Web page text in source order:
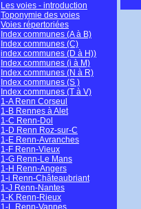
Les voies - introduction
Toponymie des voies
Voies répertoriées
Index communes (A à B)
Index communes (C)
index communes (D à H))
Index communes (i à M)
Index communes (N à R)
Index communes (S )
Index communes (T à V)
1-A Renn Corseul
1-B Rennes à Alet
1-C Renn-Dol
1-D Renn Roz-sur-C
1-E Renn-Avranches
1-F Renn-Vieux
1-G Renn-Le Mans
1-H Renn-Angers
1-i Renn-Châteaubriant
1-J Renn-Nantes
1-K Renn-Rieux
1-L Renn-Vannes